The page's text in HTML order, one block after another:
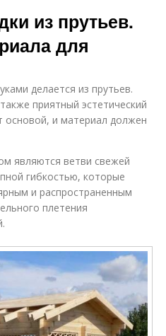
из прутьев.
для
делается из прутьев.
приятный эстетический
основой, и материал должен
являются ветви свежей
гибкостью, которые
и распространенным
плетения